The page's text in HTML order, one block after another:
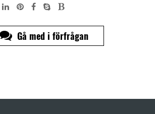
Gå med i förfrågan